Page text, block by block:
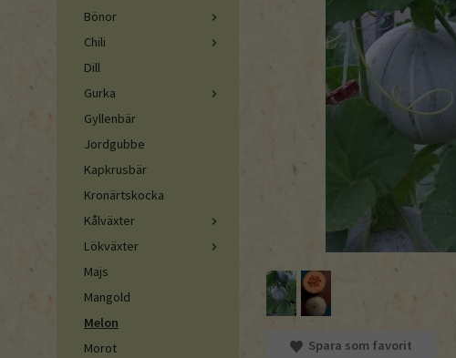
Bönor
Chili
Dill
Gurka
Gyllenbär
Jordgubbe
Kapkrusbär
Kronärtskocka
Kålväxter
Lökväxter
Majs
Mangold
Melon
Morot
Spara som favorit